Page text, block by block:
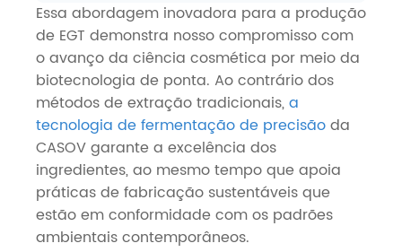
Essa abordagem inovadora para a produção
de EGT demonstra nosso compromisso com
o avanço da ciência cosmética por meio da
biotecnologia de ponta. Ao contrário dos
métodos de extração tradicionais,a
tecnologia de fermentação de precisãoda
CASOV garante a excelência dos
ingredientes, ao mesmo tempo que apoia
práticas de fabricação sustentáveis ​​que
estão em conformidade com os padrões
ambientais contemporâneos.